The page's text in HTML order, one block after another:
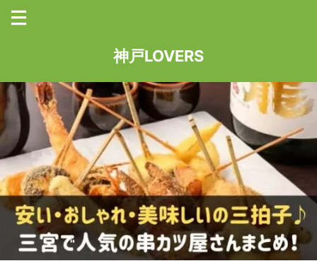
神戸LOVERS